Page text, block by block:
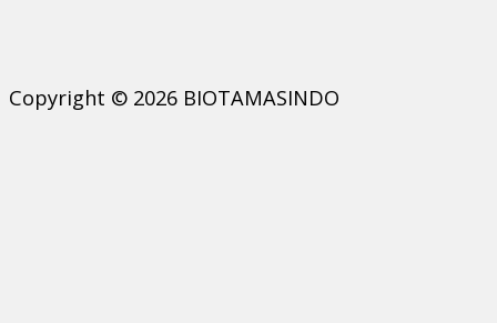
Copyright © 2026 BIOTAMASINDO